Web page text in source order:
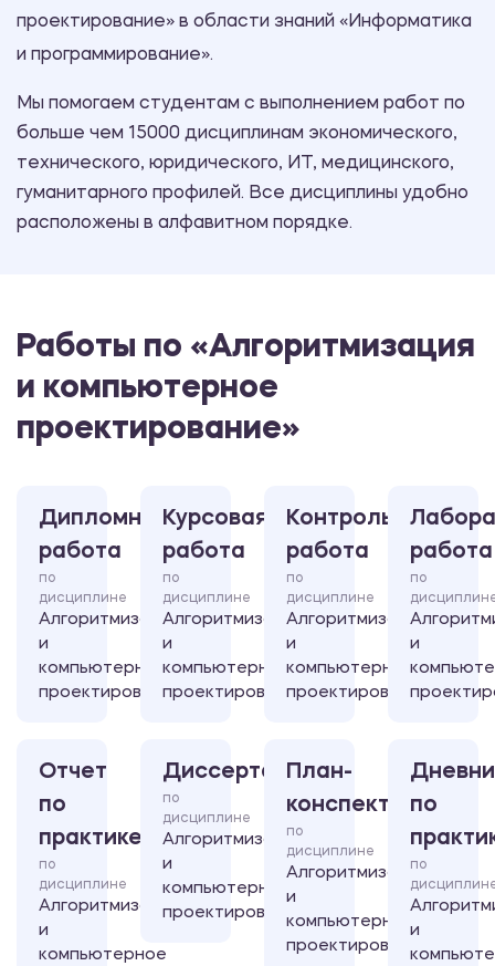
проектирование» в области знаний «Информатика
и программирование».
Мы помогаем студентам с выполнением работ по
больше чем 15000 дисциплинам экономического,
технического, юридического, ИТ, медицинского,
гуманитарного профилей. Все дисциплины удобно
расположены в алфавитном порядке.
Работы по «Алгоритмизация
и компьютерное
проектирование»
Дипломная
работа
по
дисциплине
Алгоритмизация
и
компьютерное
проектирование
Курсовая
работа
по
дисциплине
Алгоритмизация
и
компьютерное
проектирование
Контрольная
работа
по
дисциплине
Алгоритмизация
и
компьютерное
проектирование
работа
по
и
Отчет
по
практике
по
дисциплине
Алгоритмизация
и
компьютерное
Диссертация
по
дисциплине
Алгоритмизация
и
компьютерное
проектирование
План-
конспект
по
дисциплине
Алгоритмизация
и
компьютерное
проектирование
по
по
и